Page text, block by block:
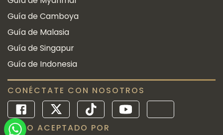
Guía de Camboya
Guía de Malasia
Guía de Singapur
Guía de Indonesia
CONÉCTATE CON NOSOTROS
PAGO ACEPTADO POR